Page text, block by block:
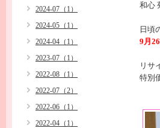
和心
日頃
9月
リサ
特別
2024-07（1）
2024-05（1）
2024-04（1）
2023-07（1）
2022-08（1）
2022-07（2）
2022-06（1）
2022-04（1）